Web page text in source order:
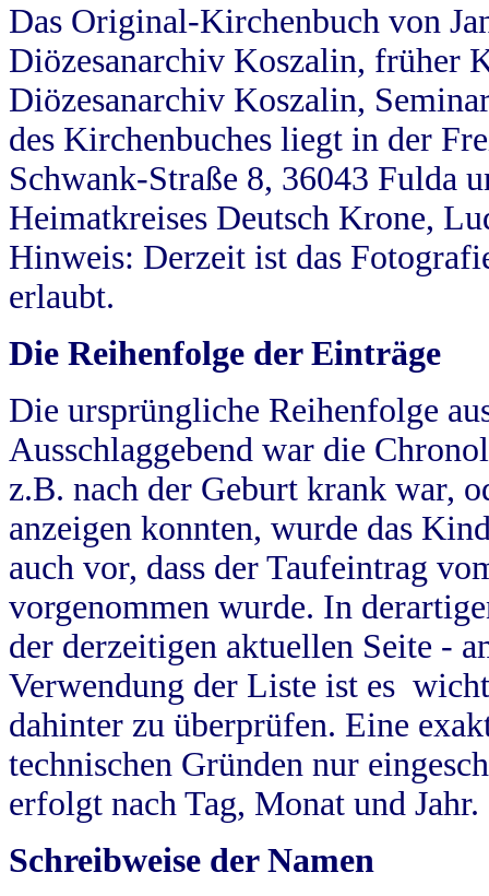
Das Original-Kirchenbuch von
Diözesanarchiv Koszalin, früher
Diözesanarchiv Koszalin,
des Kirchenbuches liegt in der
Schwank-Straße 8, 36043 Fulda
Heimatkreises Deutsch Krone,
Hinweis: Derzeit ist das
erlaubt.
Die Reihenfolge der Einträge
Die ursprüngliche Reihenfolge
Ausschlaggebend war die
z.B. nach der Geburt krank war,
anzeigen konnten, wurde das
auch vor, dass der Taufeintrag
vorgenommen wurde. In
der derzeitigen aktuellen Seite -
Verwendung der Liste ist es
dahinter zu überprüfen. Eine
technischen Gründen nur
erfolgt nach Tag, Monat und Jahr.
Schreibweise der Namen